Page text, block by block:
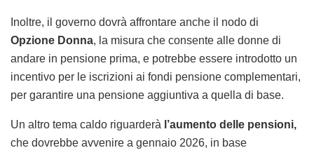
Inoltre, il governo dovrà affrontare anche il nodo di
Opzione Donna, la misura che consente alle donne di
andare in pensione prima, e potrebbe essere introdotto un
incentivo per le iscrizioni ai fondi pensione complementari,
per garantire una pensione aggiuntiva a quella di base.
Un altro tema caldo riguarderà l’aumento delle pensioni,
che dovrebbe avvenire a gennaio 2026, in base